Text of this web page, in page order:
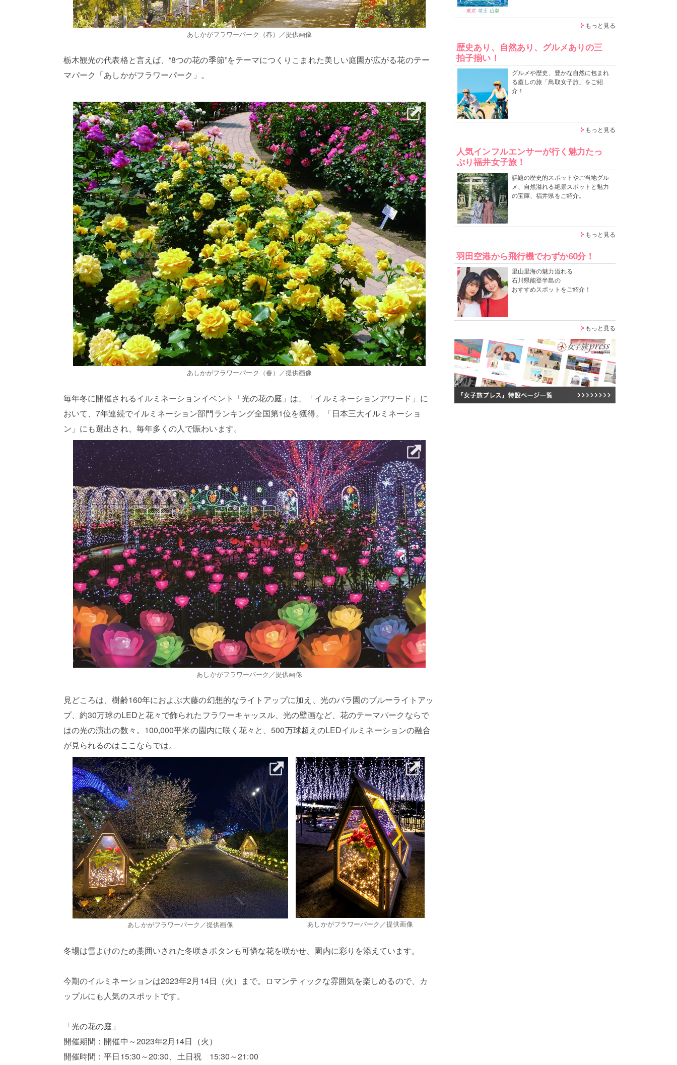
あしかがフラワーパーク（春）／提供画像
栃木観光の代表格と言えば、“8つの花の季節”をテーマにつくりこまれた美しい庭園が広がる花のテー
マパーク「あしかがフラワーパーク」。
あしかがフラワーパーク（春）／提供画像
毎年冬に開催されるイルミネーションイベント「光の花の庭」は、「イルミネーションアワード」に
おいて、7年連続でイルミネーション部門ランキング全国第1位を獲得。「日本三大イルミネーショ
ン」にも選出され、毎年多くの人で賑わいます。
あしかがフラワーパーク／提供画像
見どころは、樹齢160年におよぶ大藤の幻想的なライトアップに加え、光のバラ園のブルーライトアッ
プ、約30万球のLEDと花々で飾られたフラワーキャッスル、光の壁画など、花のテーマパークならで
はの光の演出の数々。100,000平米の園内に咲く花々と、500万球超えのLEDイルミネーションの融合
が見られるのはここならでは。
あしかがフラワーパーク／提供画像 あしかがフラワーパーク／提供画像
冬場は雪よけのため藁囲いされた冬咲きボタンも可憐な花を咲かせ、園内に彩りを添えています。
今期のイルミネーションは2023年2月14日（火）まで。ロマンティックな雰囲気を楽しめるので、カ
ップルにも人気のスポットです。
「光の花の庭」
開催期間：開催中～2023年2月14日（火）
開催時間：平日15:30～20:30、土日祝 15:30～21:00
もっと見る
歴史あり、自然あり、グルメありの三
拍子揃い！
グルメや歴史、豊かな自然に包まれ
る癒しの旅「鳥取女子旅」をご紹
介！
もっと見る
人気インフルエンサーが行く魅力たっ
ぷり福井女子旅！
話題の歴史的スポットやご当地グル
メ、自然溢れる絶景スポットと魅力
の宝庫、福井県をご紹介。
もっと見る
羽田空港から飛行機でわずか60分！
里山里海の魅力溢れる
石川県能登半島の
おすすめスポットをご紹介！
もっと見る